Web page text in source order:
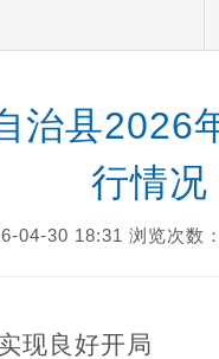
治县2026
行情况
04-30 18:31 浏览次数
现良好开局